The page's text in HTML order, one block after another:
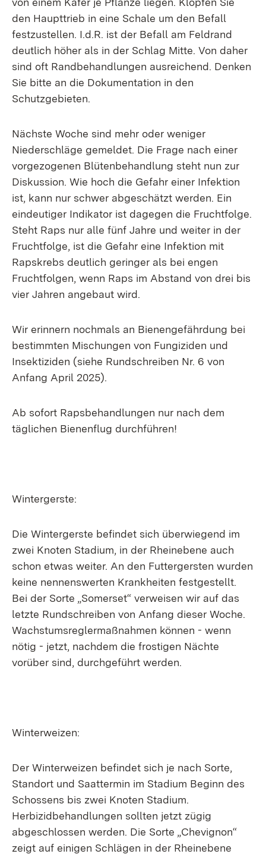
den Haupttrieb in eine Schale um den Befall
festzustellen. I.d.R. ist der Befall am Feldrand
deutlich höher als in der Schlag Mitte. Von daher
sind oft Randbehandlungen ausreichend. Denken
Sie bitte an die Dokumentation in den
Schutzgebieten.
Nächste Woche sind mehr oder weniger
Niederschläge gemeldet. Die Frage nach einer
vorgezogenen Blütenbehandlung steht nun zur
Diskussion. Wie hoch die Gefahr einer Infektion
ist, kann nur schwer abgeschätzt werden. Ein
eindeutiger Indikator ist dagegen die Fruchtfolge.
Steht Raps nur alle fünf Jahre und weiter in der
Fruchtfolge, ist die Gefahr eine Infektion mit
Rapskrebs deutlich geringer als bei engen
Fruchtfolgen, wenn Raps im Abstand von drei bis
vier Jahren angebaut wird.
Wir erinnern nochmals an Bienengefährdung bei
bestimmten Mischungen von Fungiziden und
Insektiziden (siehe Rundschreiben Nr. 6 von
Anfang April 2025).
Ab sofort Rapsbehandlungen nur nach dem
täglichen Bienenflug durchführen!
Wintergerste:
Die Wintergerste befindet sich überwiegend im
zwei Knoten Stadium, in der Rheinebene auch
schon etwas weiter. An den Futtergersten wurden
keine nennenswerten Krankheiten festgestellt.
Bei der Sorte „Somerset“ verweisen wir auf das
letzte Rundschreiben von Anfang dieser Woche.
Wachstumsreglermaßnahmen können - wenn
nötig - jetzt, nachdem die frostigen Nächte
vorüber sind, durchgeführt werden.
Winterweizen:
Der Winterweizen befindet sich je nach Sorte,
Standort und Saattermin im Stadium Beginn des
Schossens bis zwei Knoten Stadium.
Herbizidbehandlungen sollten jetzt zügig
abgeschlossen werden. Die Sorte „Chevignon“
zeigt auf einigen Schlägen in der Rheinebene